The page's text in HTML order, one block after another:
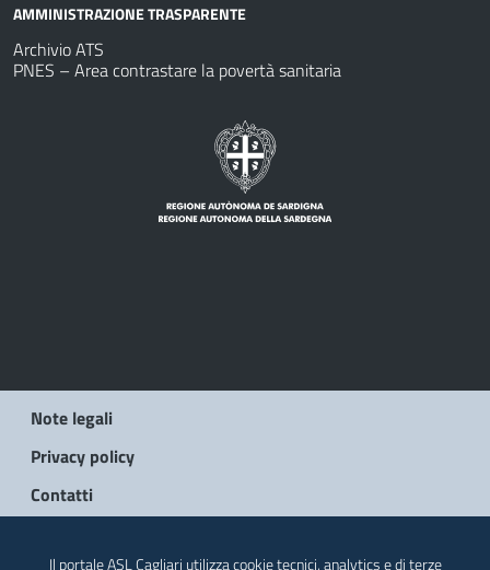
AMMINISTRAZIONE TRASPARENTE
Archivio ATS
PNES – Area contrastare la povertà sanitaria
Note legali
Privacy policy
Contatti
Il portale ASL Cagliari utilizza cookie tecnici, analytics e di terze